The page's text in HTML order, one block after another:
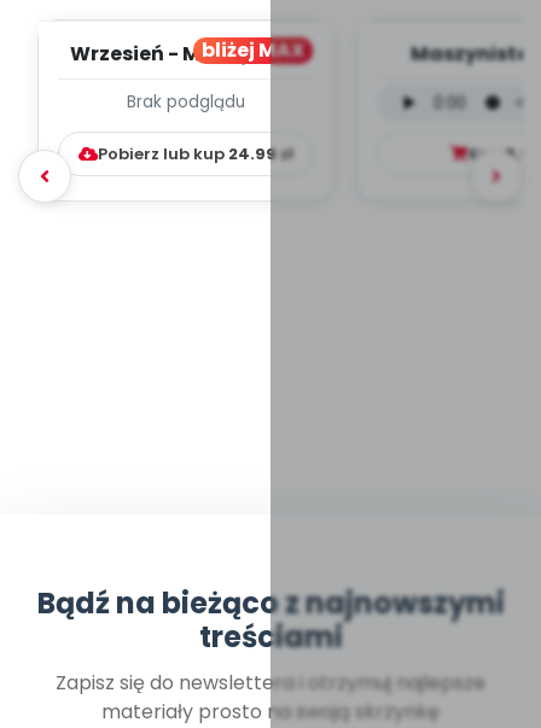
bliżej MAX
Wrzesień - MIESIĘCZNY
WYCHOWAWCZO –
DYDAKTYC...
Brak podglądu
Pobierz lub kup 24.99zł
Maszynista
mp3)
Kup 9.99
Bądź na bieżąco z najnowszymi
treściami
Zapisz się do newslettera i otrzymuj najlepsze
materiały prosto na swoją skrzynkę